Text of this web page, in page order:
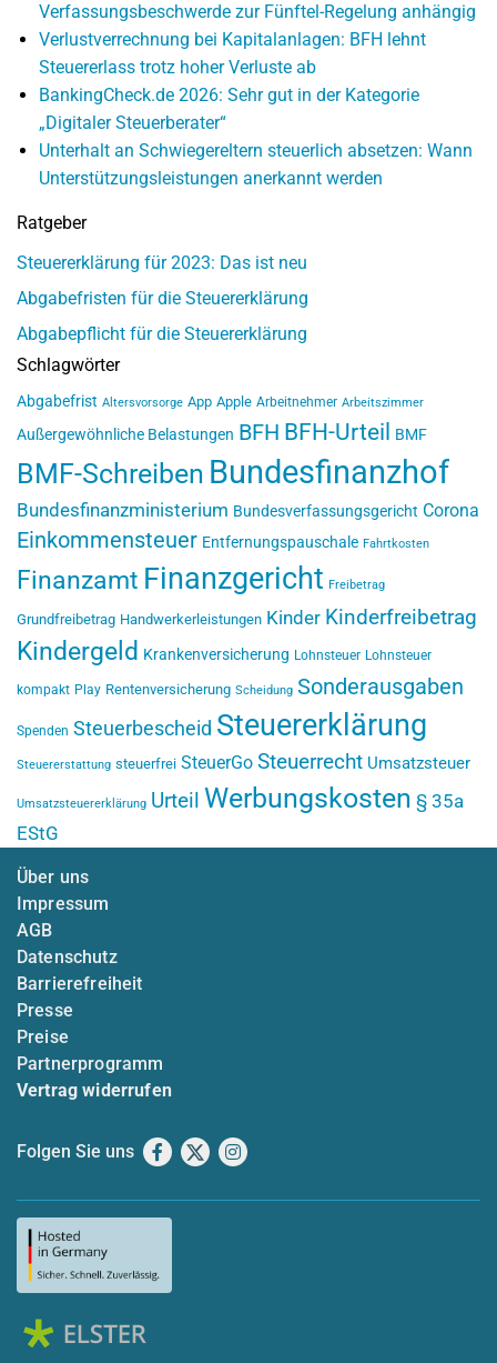
Verfassungsbeschwerde zur Fünftel-Regelung anhängig
Verlustverrechnung bei Kapitalanlagen: BFH lehnt
Steuererlass trotz hoher Verluste ab
BankingCheck.de 2026: Sehr gut in der Kategorie
„Digitaler Steuerberater“
Unterhalt an Schwiegereltern steuerlich absetzen: Wann
Unterstützungsleistungen anerkannt werden
Ratgeber
Steuererklärung für 2023: Das ist neu
Abgabefristen für die Steuererklärung
Abgabepflicht für die Steuererklärung
Schlagwörter
Abgabefrist Altersvorsorge App Apple Arbeitnehmer Arbeitszimmer
Außergewöhnliche Belastungen BFH BFH-Urteil BMF
BMF-Schreiben Bundesfinanzhof
Bundesfinanzministerium Bundesverfassungsgericht Corona
Einkommensteuer Entfernungspauschale Fahrtkosten
Finanzamt Finanzgericht Freibetrag
Grundfreibetrag Handwerkerleistungen Kinder Kinderfreibetrag
Kindergeld Krankenversicherung Lohnsteuer Lohnsteuer
kompakt Play Rentenversicherung Scheidung Sonderausgaben
Spenden Steuerbescheid Steuererklärung
Steuererstattung steuerfrei SteuerGo Steuerrecht Umsatzsteuer
Umsatzsteuererklärung Urteil Werbungskosten § 35a
EStG
Über uns
Impressum
AGB
Datenschutz
Barrierefreiheit
Presse
Preise
Partnerprogramm
Vertrag widerrufen
Folgen Sie uns Facebook
X Instagram